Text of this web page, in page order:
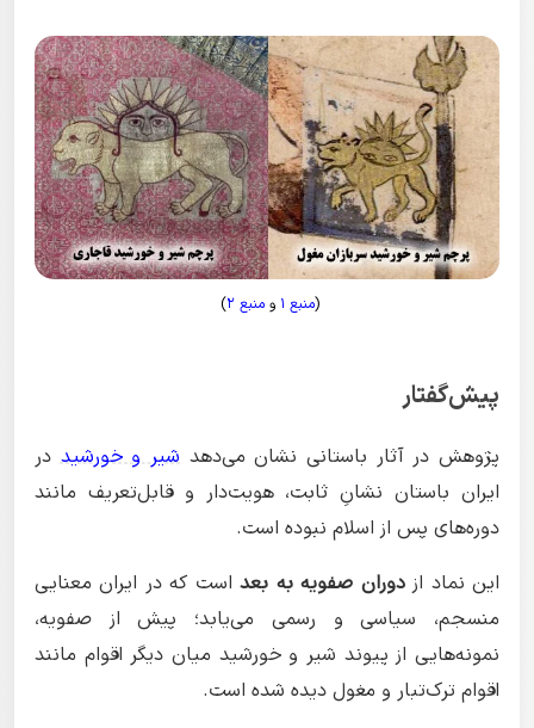
(منبع ۱ ومنبع ۲ )
پیش‌گفتار
پژوهش در آثار باستانی نشان می‌دهد شیر و خورشیددر
ایران باستان نشانِ ثابت، هویت‌دار و قابل‌تعریف مانند
دوره‌های پس از اسلام نبوده است.
این نماد ازدوران صفویه به بعداست که در ایران معنایی
منسجم، سیاسی و رسمی می‌یابد؛ پیش از صفویه،
نمونه‌هایی از پیوند شیر و خورشید میان دیگر اقوام مانند
اقوام ترک‌تبار و مغول دیده شده است.